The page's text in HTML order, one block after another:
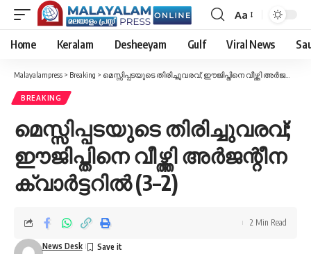
Font
Resizer
Aa
Home Keralam Desheeyam Gulf Viral News
Malayalampress > Breaking > മെസ്സിപ്പടയുടെ തിരിച്ചുവരവ്; ഈജിപ്തിനെ വീഴ്ത്തി അർജന്റീന ക്വാർട്ടറിൽ (3–2)
BREAKING
മെസ്സിപ്പടയുടെ തിരിച്ചുവരവ്;
ഈജിപ്തിനെ വീഴ്ത്തി അർജന്റീന
ക്വാർട്ടറിൽ (3–2)
News Desk
2 Min Read